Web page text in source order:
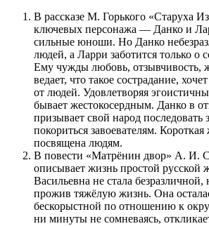
В рассказе М. Горького «Старуха
ключевых персонажа — Данко и
сильные юноши. Но Данко
людей, а Ларри заботится только о
Ему чужды любовь, отзывчивость,
ведает, что такое сострадание,
от людей. Удовлетворяя
бывает жестокосердным. Данко в
призывает свой народ последовать
покориться завоевателям. Короткая
посвящена людям.
В повести «Матрёнин двор» А. И.
описывает жизнь простой
Васильевна не стала безразличной,
прожив тяжёлую жизнь. Она
бескорыстной по отношению к
ни минуты не сомневаясь,